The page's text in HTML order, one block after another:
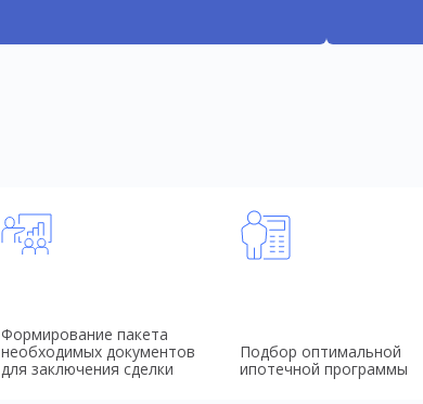
Формирование пакета
необходимых документов
для заключения сделки
Подбор оптимальной
ипотечной программы